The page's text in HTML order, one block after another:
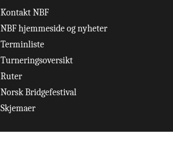
Kontakt NBF
NBF hjemmeside og nyheter
Terminliste
Turneringsoversikt
Ruter
Norsk Bridgefestival
Skjemaer